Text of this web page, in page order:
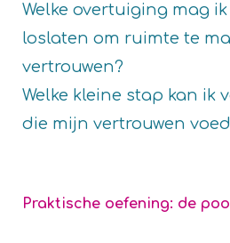
Welke overtuiging mag
loslaten om ruimte te
vertrouwen?
Welke kleine stap kan ik
die mijn vertrouwen
Praktische oefening: de